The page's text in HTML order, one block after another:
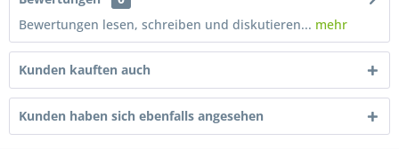
Bewertungen lesen, schreiben und diskutieren... mehr
Kunden kauften auch
Kunden haben sich ebenfalls angesehen